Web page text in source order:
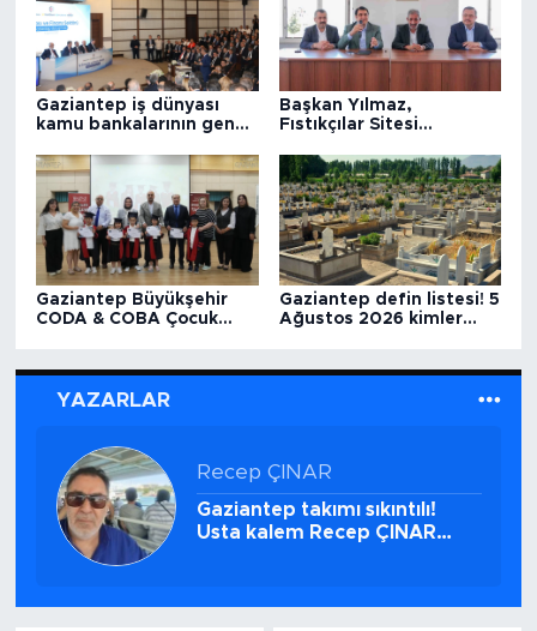
Gaziantep iş dünyası
kamu bankalarının genel
Başkan Yılmaz,
Fıstıkçılar Sitesi
Gaziantep Büyükşehir
CODA & COBA Çocuk
Gaziantep defin listesi! 5
Ağustos 2026 kimler
YAZARLAR
ŞÜKRÜ KARAMAN
Maden emekçilerinin
unutulmaz lideri… Şükrü